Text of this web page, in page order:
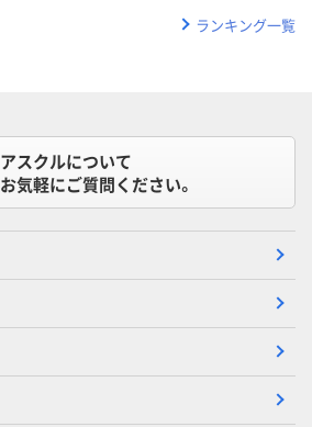
ランキング一覧
アスクルについて
お気軽にご質問ください。